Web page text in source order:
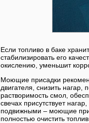
Если топливо в баке
стабилизировать его
окислению, уменьшит
Моющие присадки
двигателя, снизить
растворимость смол,
свечах присутствует
подвижными – моющие
полностью очистить